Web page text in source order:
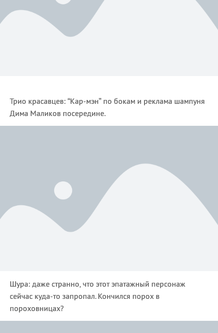
Трио красавцев: “Кар-мэн” по бокам и реклама шампуня
Дима Маликов посередине.
Шура: даже странно, что этот эпатажный персонаж
сейчас куда-то запропал. Кончился порох в
пороховницах?